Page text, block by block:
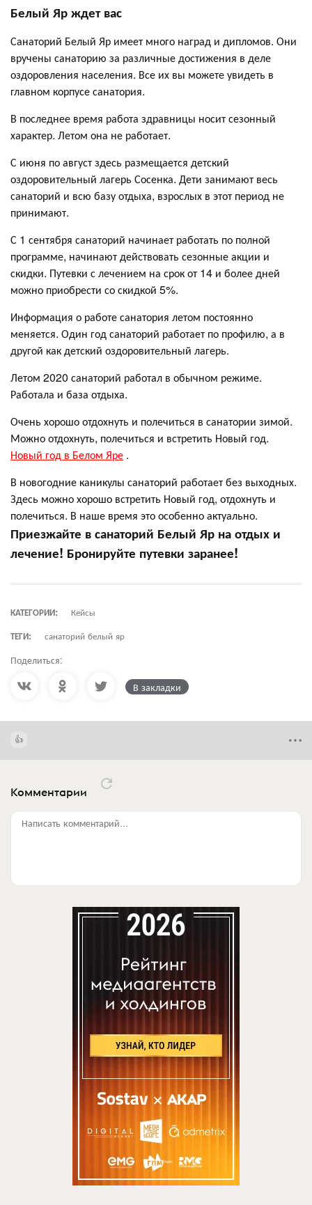
Белый Яр ждет вас
Санаторий Белый Яр имеет много наград и дипломов. Они
вручены санаторию за различные достижения в деле
оздоровления населения. Все их вы можете увидеть в
главном корпусе санатория.
В последнее время работа здравницы носит сезонный
характер. Летом она не работает.
С июня по август здесь размещается детский
оздоровительный лагерь Сосенка. Дети занимают весь
санаторий и всю базу отдыха, взрослых в этот период не
принимают.
С 1 сентября санаторий начинает работать по полной
программе, начинают действовать сезонные акции и
скидки. Путевки с лечением на срок от 14 и более дней
можно приобрести со скидкой 5%.
Информация о работе санатория летом постоянно
меняется. Один год санаторий работает по профилю, а в
другой как детский оздоровительный лагерь.
Летом 2020 санаторий работал в обычном режиме.
Работала и база отдыха.
Очень хорошо отдохнуть и полечиться в санатории зимой.
Можно отдохнуть, полечиться и встретить Новый год.
Новый год в Белом Яре .
В новогодние каникулы санаторий работает без выходных.
Здесь можно хорошо встретить Новый год, отдохнуть и
полечиться. В наше время это особенно актуально.
Приезжайте в санаторий Белый Яр на отдых и
лечение! Бронируйте путевки заранее!
КАТЕГОРИИ:
Кейсы
ТЕГИ:
санаторий белый яр
Поделиться:
В закладки
Комментарии
Написать комментарий...